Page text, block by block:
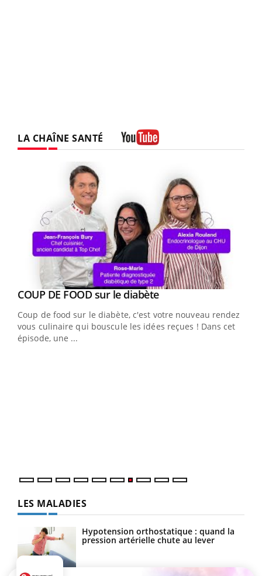
LA CHAÎNE SANTÉ
Youtube
COUP DE FOOD sur le diabèteYoutube
Coup de food sur le diabète, c'est votre nouveau rendez-
vous culinaire qui bouscule les idées reçues ! Dans cet
épisode, une ...
LES MALADIES
Hypotension orthostatique : quand la
pression artérielle chute au lever